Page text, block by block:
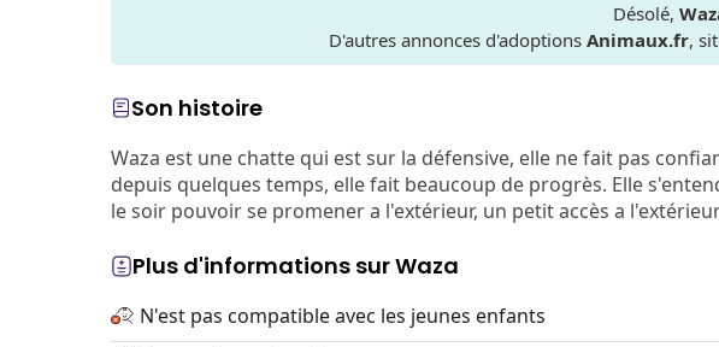
Désolé,
D'autres annonces d'adoptions Animaux.fr,
Son histoire
Waza est une chatte qui est sur la défensive, elle ne fait pas
depuis quelques temps, elle fait beaucoup de progrès. Elle
le soir pouvoir se promener a l'extérieur, un petit accès a
Plus d'informations sur Waza
N'est pas compatible avec les jeunes enfants